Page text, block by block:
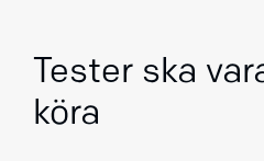
Tester ska
köra